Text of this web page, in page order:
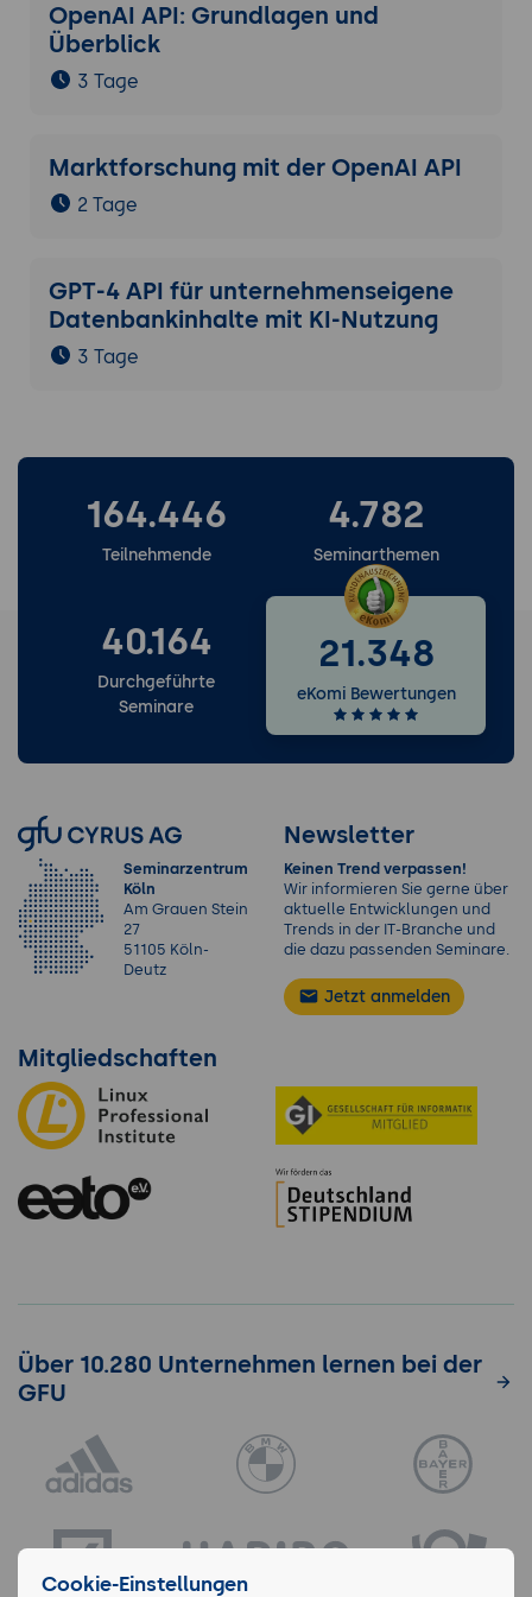
OpenAI API: Grundlagen und
Überblick
3 Tage
Marktforschung mit der OpenAI API
2 Tage
GPT-4 API für unternehmenseigene
Datenbankinhalte mit KI-Nutzung
3 Tage
164.446
Teilnehmende
4.782
Seminarthemen
40.164
Durchgeführte
Seminare
21.348
eKomi Bewertungen
Seminarzentrum
Köln
Am Grauen Stein
27
51105 Köln-
Deutz
Newsletter
Keinen Trend verpassen!
Wir informieren Sie gerne über
aktuelle Entwicklungen und
Trends in der IT-Branche und
die dazu passenden Seminare.
Jetzt anmelden
Mitgliedschaften
Über 10.280 Unternehmen lernen bei der
GFU
Cookie-Einstellungen